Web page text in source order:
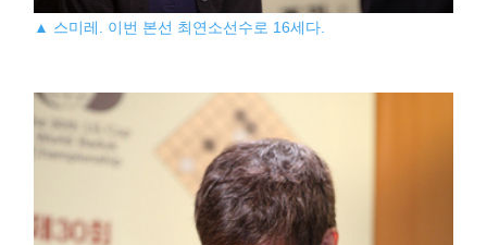
▲ 스미레. 이번 본선 최연소선수로 16세다.